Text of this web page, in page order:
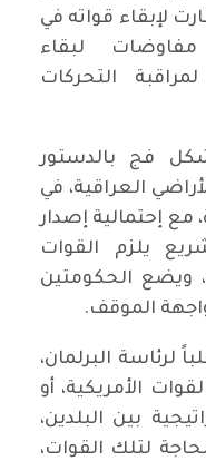
لإبقاء قواته في
مفاوضات لبقاء
التحركات
فج بالدستور
العراقية، في
مع إحتمالية إصدار
يلزم القوات
ويضع الحكومتين
الموقف.
لرئاسة البرلمان،
الأمريكية، أو
بين البلدين،
لتلك القوات،